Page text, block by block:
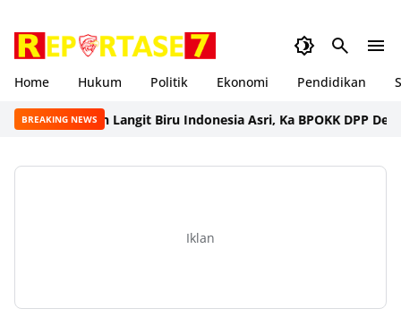
Home Hukum Politik Ekonomi Pendidikan
BREAKING NEWS
Gerakan Langit Biru Indonesia Asri, Ka BPOKK DPP
Iklan